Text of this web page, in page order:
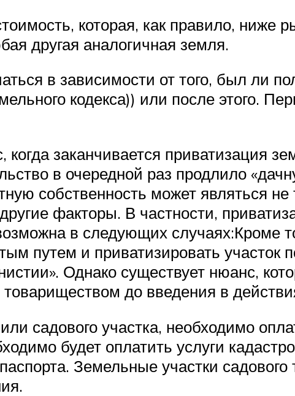
которая, как правило, ниже
другая аналогичная земля.
в зависимости от того, был ли
кодекса)) или после этого.
заканчивается приватизация
в очередной раз продлило
собственность может являться не
факторы. В частности,
в следующих случаях:Кроме
путем и приватизировать участок
Однако существует нюанс,
до введения в
садового участка, необходимо
будет оплатить услуги
Земельные участки